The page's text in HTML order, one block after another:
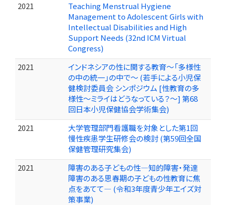
2021
Teaching Menstrual Hygiene
Management to Adolescent Girls with
Intellectual Disabilities and High
Support Needs (32nd ICM Virtual
Congress)
2021
インドネシアの性に関する教育～「多様性
の中の統一」の中で～ (若手による小児保
健検討委員会 シンポジウム [性教育の多
様性～ミライはどうなっている？～] 第68
回日本小児保健協会学術集会)
2021
大学管理部門看護職を対象とした第1回
慢性疾患学生研修会の検討 (第59回全国
保健管理研究集会)
2021
障害のある子どもの性―知的障害・発達
障害のある思春期の子どもの性教育に焦
点をあてて― (令和3年度青少年エイズ対
策事業)